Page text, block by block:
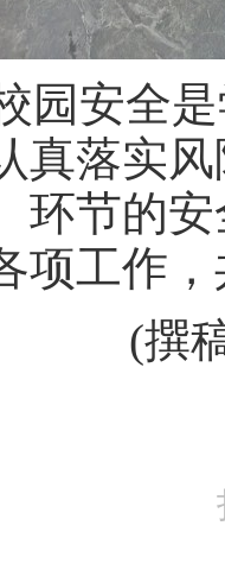
园安全
真落实
环节的
项工作
(撰